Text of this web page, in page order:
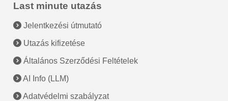
Last minute utazás
Jelentkezési útmutató
Utazás kifizetése
Általános Szerződési Feltételek
AI Info (LLM)
Adatvédelmi szabályzat